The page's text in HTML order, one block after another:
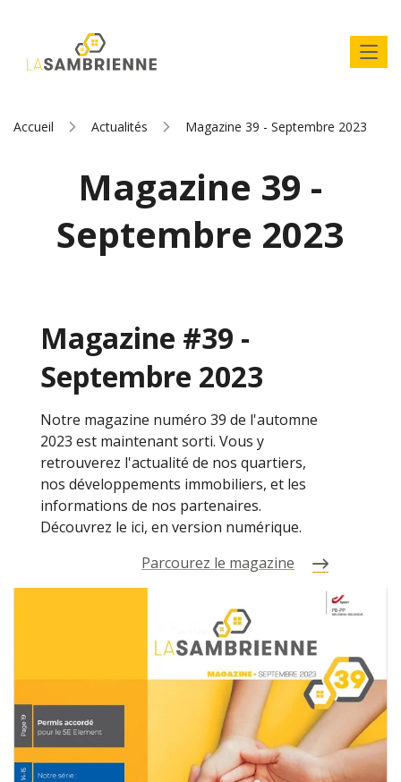
Accueil Actualités Magazine 39 - Septembre 2023
Magazine 39 -
Septembre 2023
Magazine #39 -
Septembre 2023
Notre magazine numéro 39 de l'automne
2023 est maintenant sorti. Vous y
retrouverez l'actualité de nos quartiers,
nos développements immobiliers, et les
informations de nos partenaires.
Découvrez le ici, en version numérique.
Parcourez le magazine